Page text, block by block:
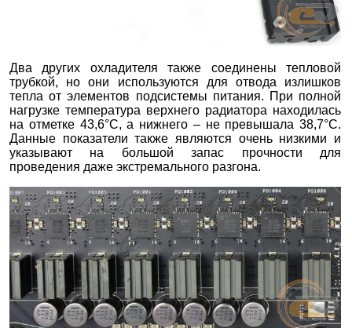
Два других охладителя также соединены тепловой
трубкой, но они используются для отвода излишков
тепла от элементов подсистемы питания. При полной
нагрузке температура верхнего радиатора находилась
на отметке 43,6°С, а нижнего – не превышала 38,7°С.
Данные показатели также являются очень низкими и
указывают на большой запас прочности для
проведения даже экстремального разгона.